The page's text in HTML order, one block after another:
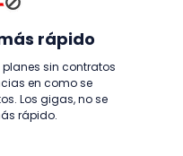
rápido
sin contratos
en como se
Los gigas, no se
rápido.